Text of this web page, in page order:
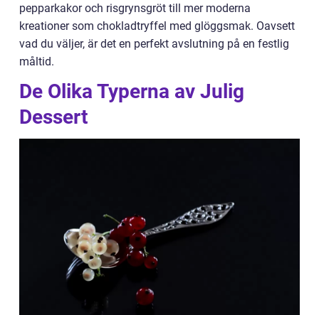
pepparkakor och risgrynsgröt till mer moderna
kreationer som chokladtryffel med glöggsmak. Oavsett
vad du väljer, är det en perfekt avslutning på en festlig
måltid.
De Olika Typerna av Julig
Dessert